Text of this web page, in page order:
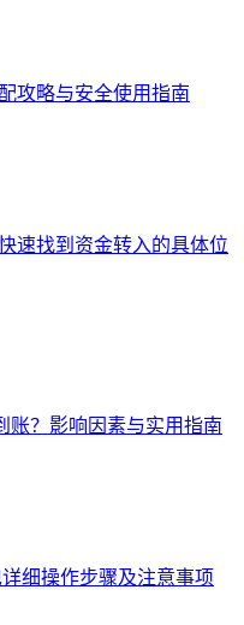
攻略与安全使用指南
速找到资金转入的具体位
账？影响因素与实用指南
细操作步骤及注意事项